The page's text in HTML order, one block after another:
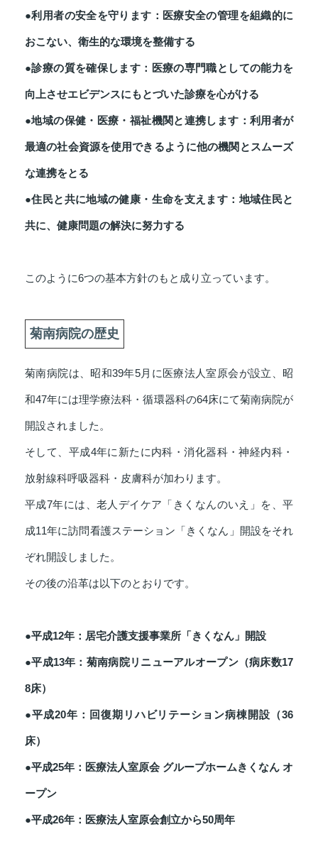
●利用者の安全を守ります：医療安全の管理を組織的に
おこない、衛生的な環境を整備する
●診療の質を確保します：医療の専門職としての能力を
向上させエビデンスにもとづいた診療を心がける
●地域の保健・医療・福祉機関と連携します：利用者が
最適の社会資源を使用できるように他の機関とスムーズ
な連携をとる
●住民と共に地域の健康・生命を支えます：地域住民と
共に、健康問題の解決に努力する
このように6つの基本方針のもと成り立っています。
菊南病院の歴史
菊南病院は、昭和39年5月に医療法人室原会が設立、昭
和47年には理学療法科・循環器科の64床にて菊南病院が
開設されました。
そして、平成4年に新たに内科・消化器科・神経内科・
放射線科呼吸器科・皮膚科が加わります。
平成7年には、老人デイケア「きくなんのいえ」を、平
成11年に訪問看護ステーション「きくなん」開設をそれ
ぞれ開設しました。
その後の沿革は以下のとおりです。
●平成12年：居宅介護支援事業所「きくなん」開設
●平成13年：菊南病院リニューアルオープン（病床数17
8床）
●平成20年：回復期リハビリテーション病棟開設（36
床）
●平成25年：医療法人室原会 グループホームきくなん オ
ープン
●平成26年：医療法人室原会創立から50周年